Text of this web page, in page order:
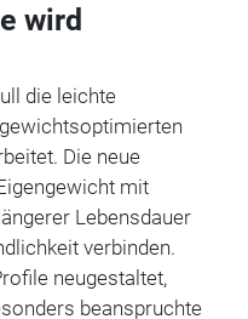
wird
die leichte
Die neue
mit
Lebensdauer
verbinden.
neugestaltet,
beanspruchte